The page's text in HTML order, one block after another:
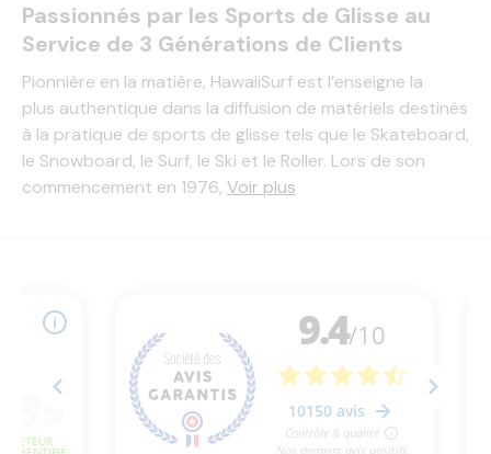
Passionnés par les Sports de Glisse au
Service de 3 Générations de Clients
Pionnière en la matière, HawaiiSurf est l’enseigne la
plus authentique dans la diffusion de matériels destinés
à la pratique de sports de glisse tels que le Skateboard,
le Snowboard, le Surf, le Ski et le Roller. Lors de son
commencement en 1976, Voir plus